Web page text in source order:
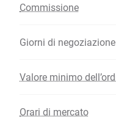
Commissione
Giorni di negoziazione
Valore minimo
Orari di mercato